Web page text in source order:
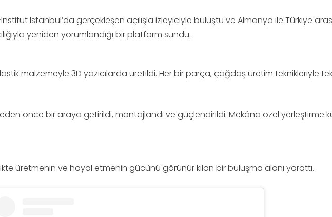
Istanbul’da gerçekleşen açılışla izleyiciyle buluştu ve Almanya ile Türkiye
yeniden yorumlandığı bir platform sundu.
malzemeyle 3D yazıcılarda üretildi. Her bir parça, çağdaş üretim teknikleriyle
önce bir araya getirildi, montajlandı ve güçlendirildi. Mekâna özel yerleştirme
üretmenin ve hayal etmenin gücünü görünür kılan bir buluşma alanı yarattı.